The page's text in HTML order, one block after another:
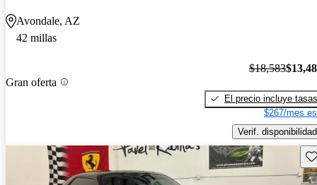
Avondale, AZ
42 millas
Gran oferta
$18,583
El precio incluye tasas
$267/mes
Verif. disponibilidad